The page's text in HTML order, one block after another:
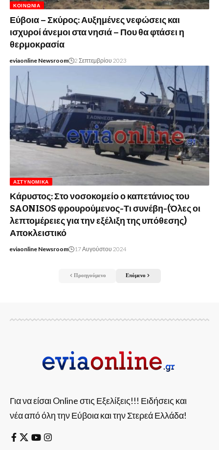
ΚΟΙΝΩΝΊΑ
Εύβοια – Σκύρος: Αυξημένες νεφώσεις και
ισχυροί άνεμοι στα νησιά – Που θα φτάσει η
θερμοκρασία
eviaonline Newsroom 2 Σεπτεμβρίου 2023
ΑΣΤΥΝΟΜΙΚΆ
Κάρυστος: Στο νοσοκομείο ο καπετάνιος του
SAONISOS φρουρούμενος-Τι συνέβη-(Όλες οι
λεπτομέρειες για την εξέλιξη της υπόθεσης)
Αποκλειστικό
eviaonline Newsroom 17 Αυγούστου 2024
Προηγούμενο Επόμενο
Για να είσαι Online στις Εξελίξεις!!! Ειδήσεις και
νέα από όλη την Εύβοια και την Στερεά Ελλάδα!